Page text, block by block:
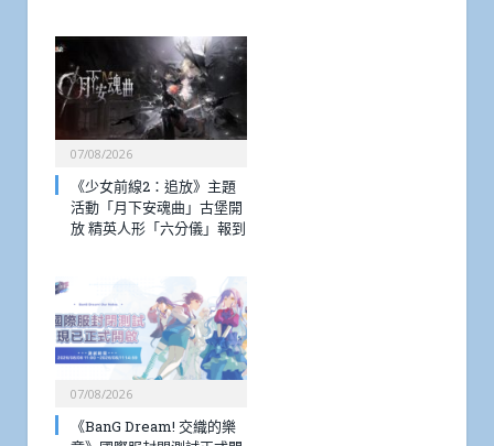
07/08/2026
《少女前線2：追放》主題
活動「月下安魂曲」古堡開
放 精英人形「六分儀」報到
07/08/2026
《BanG Dream! 交織的樂